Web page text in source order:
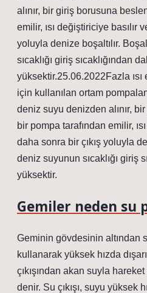
alınır, bir giriş borusuna
emilir, ısı değiştiriciye basılır
yoluyla denize boşaltılır.
sıcaklığı giriş sıcaklığından
yüksektir.25.06.2022Fazla
için kullanılan ortam
deniz suyu denizden alınır,
bir pompa tarafından emilir,
daha sonra bir çıkış yoluyla
deniz suyunun sıcaklığı giriş
yüksektir.
Gemiler neden su
Geminin gövdesinin altından
kullanarak yüksek hızda
çıkışından akan suyla
denir. Su çıkışı, suyu yüksek